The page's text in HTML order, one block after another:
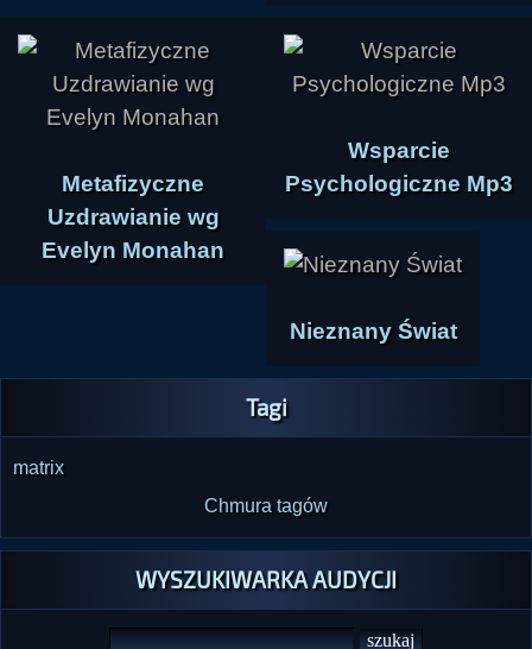
Metafizyczne
Uzdrawianie wg
Evelyn Monahan
Wsparcie
Psychologiczne Mp3
Nieznany Świat
Tagi
matrix
Chmura tagów
WYSZUKIWARKA AUDYCJI